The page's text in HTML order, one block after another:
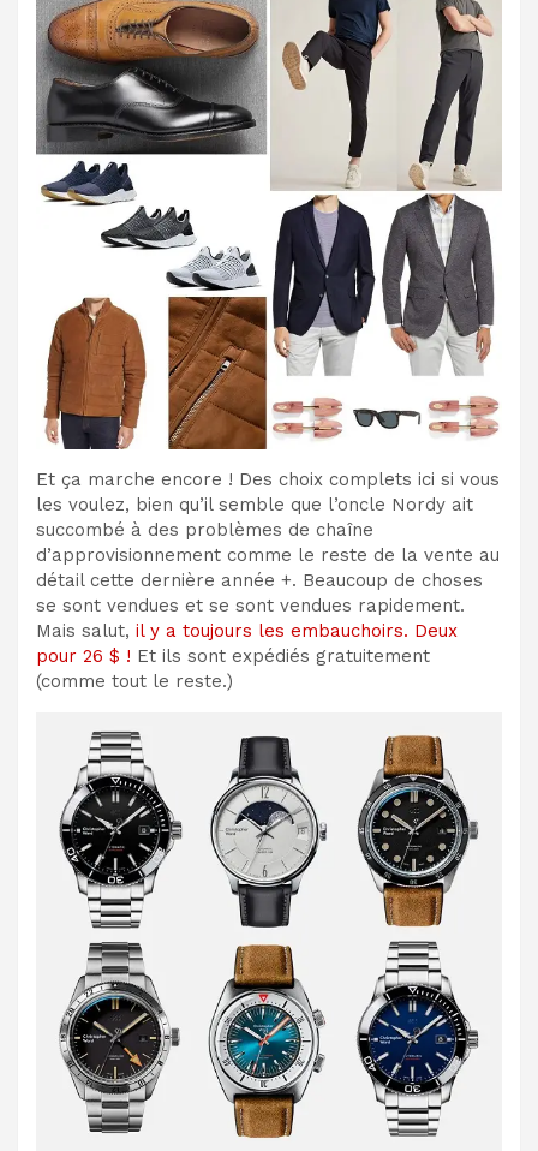
Et ça marche encore ! Des choix complets ici si vous
les voulez, bien qu’il semble que l’oncle Nordy ait
succombé à des problèmes de chaîne
d’approvisionnement comme le reste de la vente au
détail cette dernière année +. Beaucoup de choses
se sont vendues et se sont vendues rapidement.
Mais salut, il y a toujours les embauchoirs. Deux
pour 26 $ ! Et ils sont expédiés gratuitement
(comme tout le reste.)